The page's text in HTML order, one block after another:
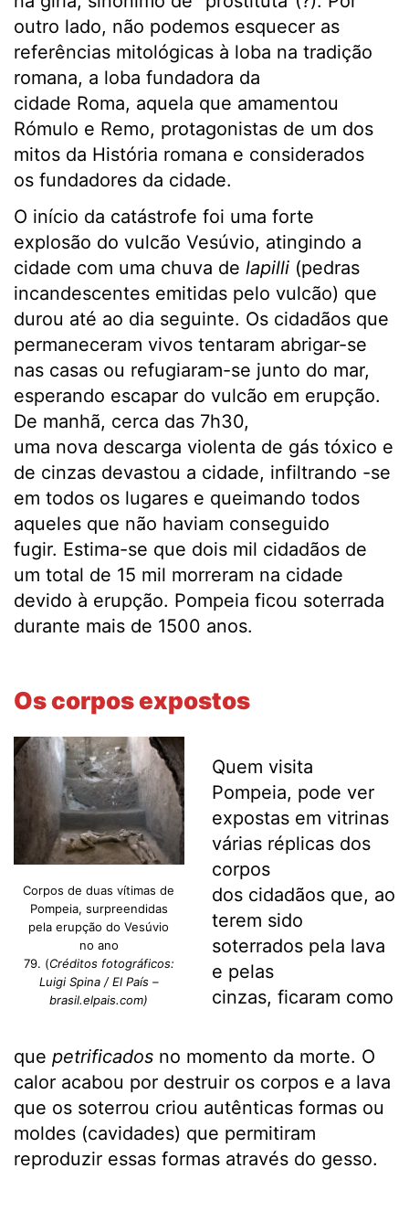
outro lado, não podemos esquecer as
referências mitológicas à loba na tradição
romana, a loba fundadora da
cidade Roma, aquela que amamentou
Rómulo e Remo, protagonistas de um dos
mitos da História romana e considerados
os fundadores da cidade.
O início da catástrofe foi uma forte
explosão do vulcão Vesúvio, atingindo a
cidade com uma chuva de lapilli (pedras
incandescentes emitidas pelo vulcão) que
durou até ao dia seguinte. Os cidadãos que
permaneceram vivos tentaram abrigar-se
nas casas ou refugiaram-se junto do mar,
esperando escapar do vulcão em erupção.
De manhã, cerca das 7h30,
uma nova descarga violenta de gás tóxico e
de cinzas devastou a cidade, infiltrando -se
em todos os lugares e queimando todos
aqueles que não haviam conseguido
fugir. Estima-se que dois mil cidadãos de
um total de 15 mil morreram na cidade
devido à erupção. Pompeia ficou soterrada
durante mais de 1500 anos.
Os corpos expostos
Corpos de duas vítimas de
Pompeia, surpreendidas
pela erupção do Vesúvio
no ano
79. (Créditos fotográficos:
Luigi Spina / El País –
brasil.elpais.com)
Quem visita
Pompeia, pode ver
expostas em vitrinas
várias réplicas dos
corpos
dos cidadãos que, ao
terem sido
soterrados pela lava
e pelas
cinzas, ficaram como
que petrificados no momento da morte. O
calor acabou por destruir os corpos e a lava
que os soterrou criou autênticas formas ou
moldes (cavidades) que permitiram
reproduzir essas formas através do gesso.